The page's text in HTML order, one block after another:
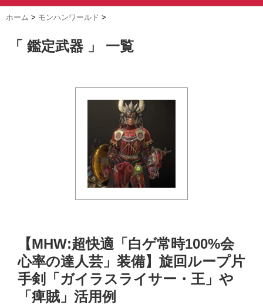
ホーム > モンハンワールド >
「 鑑定武器 」 一覧
【MHW:超快適「白ゲ常時100%会
心率の達人芸」装備】旋回ループ片
手剣「ガイラスライサー・王」や
「痺賊」活用例